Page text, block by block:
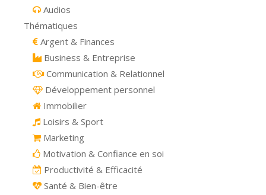
Audios
Thématiques
Argent & Finances
Business & Entreprise
Communication & Relationnel
Développement personnel
Immobilier
Loisirs & Sport
Marketing
Motivation & Confiance en soi
Productivité & Efficacité
Santé & Bien-être